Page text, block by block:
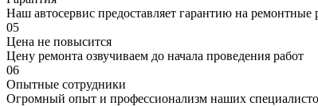
Наш автосервис предоставляет гарантию на
05
Цена не повысится
Цену ремонта озвучиваем до начала проведения работ
06
Опытные сотрудники
Огромный опыт и профессионализм наших